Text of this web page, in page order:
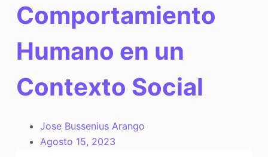
Comportamiento
Humano en un
Contexto Social
Jose Bussenius Arango
Agosto 15, 2023